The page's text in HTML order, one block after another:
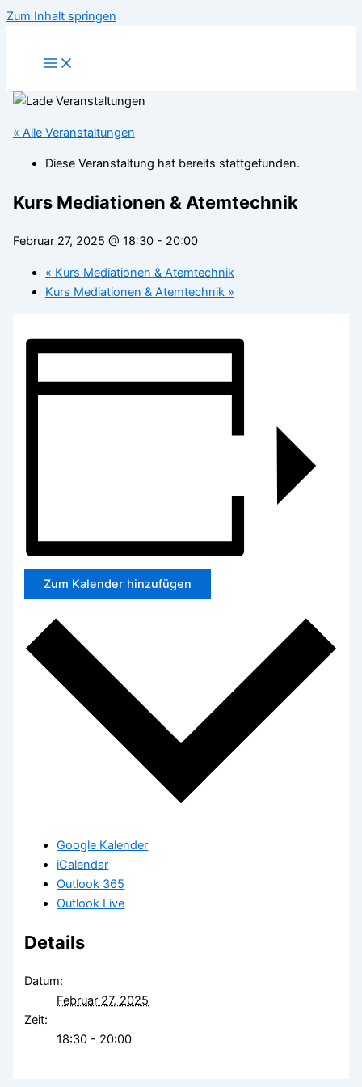
Zum Inhalt springen
« Alle Veranstaltungen
Diese Veranstaltung hat bereits stattgefunden.
Kurs Mediationen & Atemtechnik
Februar 27, 2025 @ 18:30- 20:00
« Kurs Mediationen & Atemtechnik
Kurs Mediationen & Atemtechnik »
Zum Kalender hinzufügen
Google Kalender
iCalendar
Outlook 365
Outlook Live
Details
Datum:
Februar 27, 2025
Zeit:
18:30 - 20:00